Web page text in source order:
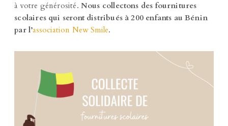
à votre générosité. Nous collectons des fournitures
scolaires qui seront distribués à 200 enfants au Bénin
par l’association New Smile.